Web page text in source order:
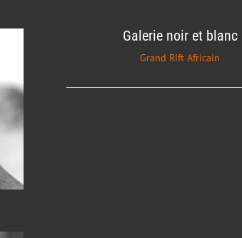
Galerie noir et blanc
Grand Rift Africain